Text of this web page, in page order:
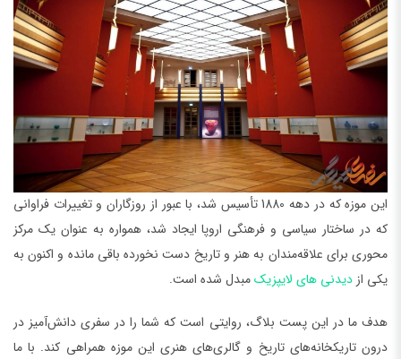
این موزه که در دهه 1880 تأسیس شد، با عبور از روزگاران و تغییرات فراوانی
که در ساختار سیاسی و فرهنگی اروپا ایجاد شد، همواره به عنوان یک مرکز
محوری برای علاقه‌مندان به هنر و تاریخ دست نخورده باقی مانده و اکنون به
یکی ازدیدنی های لایپزیکمبدل شده است.
هدف ما در این پست بلاگ، روایتی است که شما را در سفری دانش‌آمیز در
درون تاریکخانه‌های تاریخ و گالری‌های هنری این موزه همراهی کند. با ما